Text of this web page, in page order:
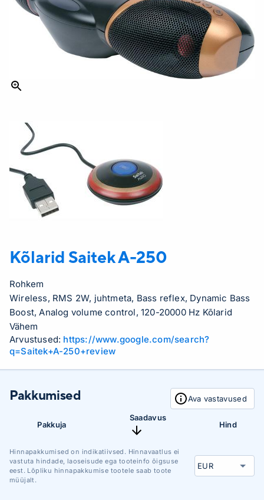
Kõlarid SaitekA-250
Rohkem
Wireless, RMS 2W, juhtmeta, Bass reflex, Dynamic Bass
Boost, Analog volume control, 120-20000 Hz Kõlarid
Vähem
Arvustused: https://www.google.com/search?
q=Saitek+A-250+review
Pakkumised Ava vastavused
Pakkuja
Saadavus
Hind
Hinnapakkumised on indikatiivsed. Hinnavaatlus ei
vastuta hindade, laoseisude ega tooteinfo õigsuse
eest. Lõpliku hinnapakkumise tootele saab toote
müüjalt.